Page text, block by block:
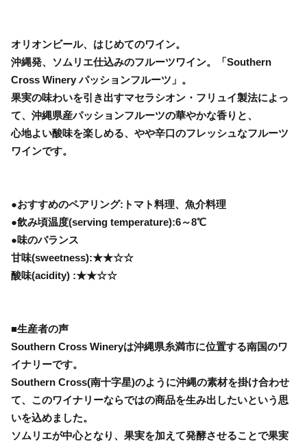
オリオンビール、はじめてのワイン。
沖縄発、ソムリエ仕込みのフルーツワイン。「Southern
Cross Winery パッションフルーツ」。
果実の味わいを引き出すマセラシオン・フリュイ製法によっ
て、沖縄県産パッションフルーツの華やかな香りと、
心地よい酸味を楽しめる、やや辛口のフレッシュなフルーツ
ワインです。
●おすすめのペアリング:トマト料理、魚介料理
●飲み頃温度(serving temperature):6～8℃
●味のバランス
甘味(sweetness):★★☆☆
酸味(acidity) :★★☆☆
■生産者の声
Southern Cross Wineryは沖縄県糸満市に位置する南国のワ
イナリーです。
Southern Cross(南十字星)のように沖縄の素材を掛け合わせ
て、このワイナリーならではの商品を生み出したいという思
いを込めました。
ソムリエが中心となり、果実を加えて発酵させることで果実